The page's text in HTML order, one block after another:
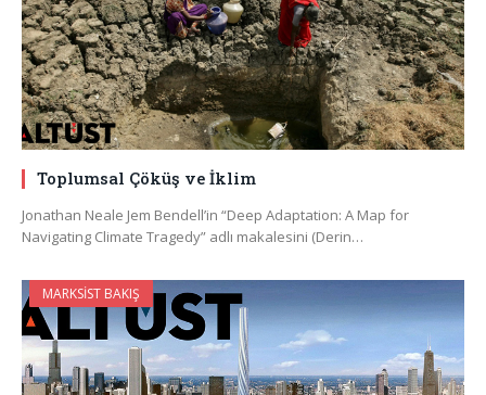
Toplumsal Çöküş ve İklim
Jonathan Neale Jem Bendell’in “Deep Adaptation: A Map for
Navigating Climate Tragedy” adlı makalesini (Derin…
MARKSIST BAKIŞ